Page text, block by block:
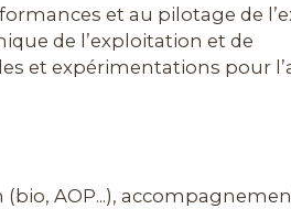
et au pilotage de
de l’exploitation et de
et expérimentations pour
AOP...),